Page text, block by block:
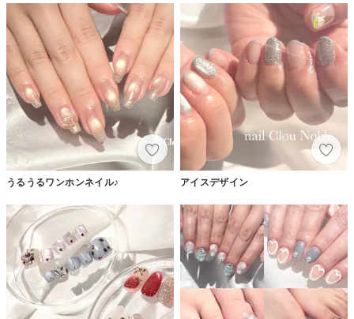
うるうるワンホンネイル♪ アイスデザイン